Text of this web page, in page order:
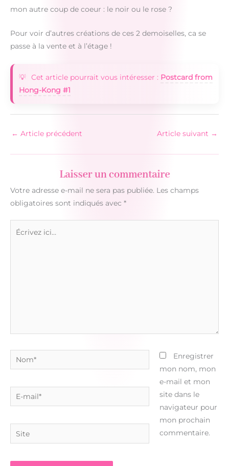
mon autre coup de coeur : le noir ou le rose ?
Pour voir d’autres créations de ces 2 demoiselles, ca se
passe à la vente et à l’étage !
Cet article pourrait vous intéresser : Postcard from
Hong-Kong #1
← Article précédent Article suivant →
Laisser un commentaire
Votre adresse e-mail ne sera pas publiée. Les champs
obligatoires sont indiqués avec *
Nom*
E-
mail*
Site
Enregistrer
mon nom, mon
e-mail et mon
site dans le
navigateur pour
mon prochain
commentaire.